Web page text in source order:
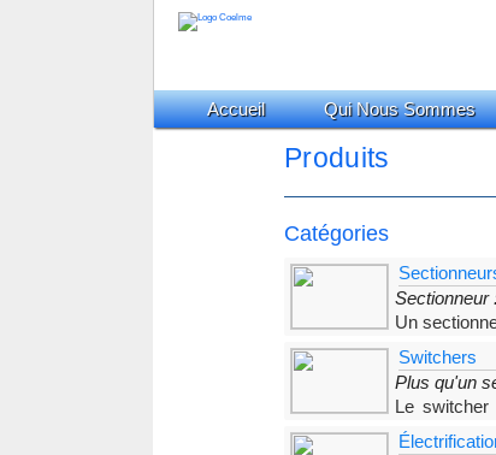
Accueil Qui Nous Sommes
Produits
Catégories
Sectionneur
Un
d’ouverture, une distance
Switchers
Plus qu'un
Le
Chaque switcher